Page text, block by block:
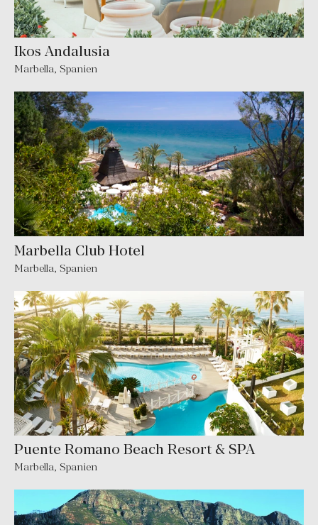
Ikos Andalusia
Marbella, Spanien
Marbella Club Hotel
Marbella, Spanien
Puente Romano Beach Resort & SPA
Marbella, Spanien